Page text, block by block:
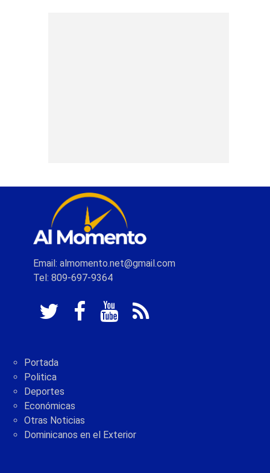
Email: almomento.net@gmail.com
Tel: 809-697-9364
Portada
Politica
Deportes
Económicas
Otras Noticias
Dominicanos en el Exterior